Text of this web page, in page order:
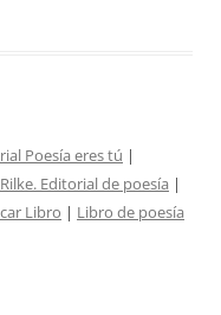
Poesía eres tú |
Editorial de poesía |
Libro | Libro de poesía